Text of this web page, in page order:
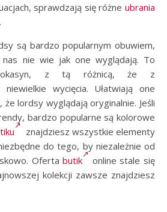
sprawdzają się różne ubrania
są bardzo popularnym obuwiem,
nie wie jak one wyglądają. To
z tą różnicą, że z
niewielkie wycięcia. Ułatwiają one
że lordsy wyglądają oryginalnie. Jeśli
bardzo popularne są kolorowe
znajdziesz wszystkie elementy
do tego, by niezależnie od
Ofertabutik
online stale się
kolekcji zawsze znajdziesz